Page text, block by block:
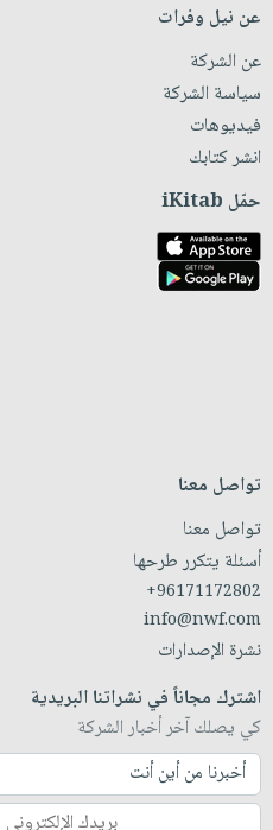
عن نيل وفرات
عن الشركة
سياسة الشركة
فيديوهات
انشر كتابك
حمّل iKitab
تواصل معنا
تواصل معنا
أسئلة يتكرر طرحها
+96171172802
info@nwf.com
نشرة الإصدارات
اشترك مجاناً في نشراتنا البريدية
كي يصلك آخر أخبار الشركة